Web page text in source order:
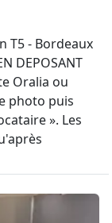
T5 - Bordeaux
DEPOSANT
Oralia ou
photo puis
». Les